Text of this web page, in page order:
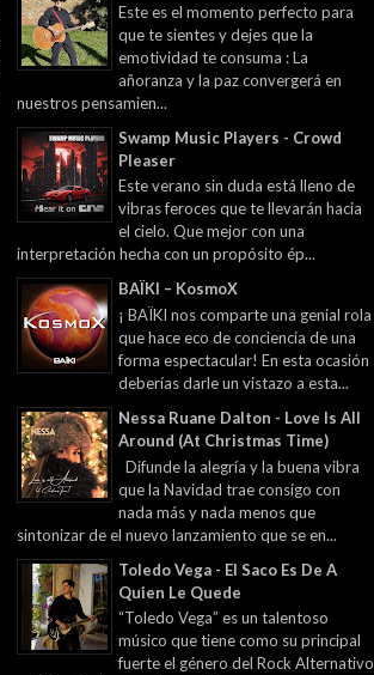
Este es el momento perfecto para
que te sientes y dejes que la
emotividad te consuma : La
añoranza y la paz convergerá en
nuestros pensamien...
Swamp Music Players - Crowd
Pleaser
Este verano sin duda está lleno de
vibras feroces que te llevarán hacia
el cielo. Que mejor con una
interpretación hecha con un propósito ép...
BAÏKI – KosmoX
¡ BAÏKI nos comparte una genial rola
que hace eco de conciencia de una
forma espectacular! En esta ocasión
deberías darle un vistazo a esta...
Nessa Ruane Dalton - Love Is All
Around (At Christmas Time)
Difunde la alegría y la buena vibra
que la Navidad trae consigo con
nada más y nada menos que
sintonizar de el nuevo lanzamiento que se en...
Toledo Vega - El Saco Es De A
Quien Le Quede
“Toledo Vega” es un talentoso
músico que tiene como su principal
fuerte el género del Rock Alternativo